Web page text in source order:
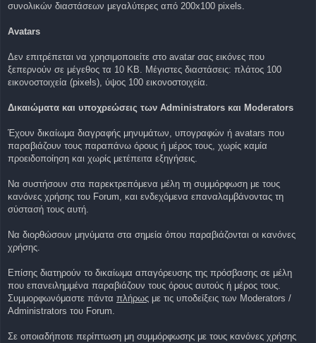
συνολικών διαστάσεων μεγαλύτερες από 200x100 pixels.
Avatars
Δεν επιτρέπεται να χρησιμοποιείτε στο avatar σας εικόνες που
ξεπερνούν σε μέγεθος τα 10 KB. Μέγιστες διαστάσεις: πλάτος 100
εικονοστοιχεία (pixels), ύψος 100 εικονοστοιχεία.
Δικαιώματα και υποχρεώσεις των Administrators και Moderators
Έχουν δικαίωμα διαγραφής μηνυμάτων, υπογραφών ή avatars που
παραβιάζουν τους παραπάνω όρους ή μέρος τους, χωρίς καμία
προειδοποίηση και χωρίς μετέπειτα εξηγήσεις.
Να συστήσουν στα παρεκτρεπόμενα μέλη τη συμμόρφωση με τους
κανόνες χρήσης του Forum, και ενδεχόμενα επαναλαμβάνοντας τη
σύστασή τους αυτή.
Να διορθώσουν μηνύματα στα σημεία όπου παραβιάζονται οι κανόνες
χρήσης.
Επίσης διατηρούν το δικαίωμα απαγόρευσης της πρόσβασης σε μέλη
που επανειλημμένα παραβιάζουν τους όρους αυτούς ή μέρος τους.
Συμμορφωνόμαστε πάντα πλήρως με τις υποδείξεις των Moderators /
Administrators του Forum.
Σε οποιαδήποτε περίπτωση μη συμμόρφωσης με τους κανόνες χρήσης